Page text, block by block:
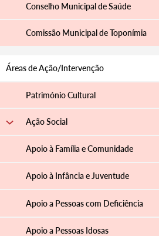
Conselho Municipal de Saúde
Comissão Municipal de Toponímia
Áreas de Ação/Intervenção
Património Cultural
Ação Social
Apoio à Família e Comunidade
Apoio à Infância e Juventude
Apoio a Pessoas com Deficiência
Apoio a Pessoas Idosas